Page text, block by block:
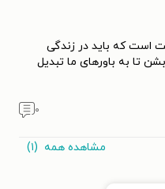
است که باید در زندگی
تا به باورهای ما تبدیل
۰
مشاهده همه (۱)